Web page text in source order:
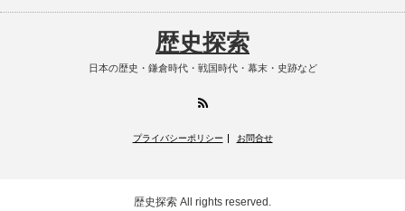
歴史探索
日本の歴史・鎌倉時代・戦国時代・幕末・史跡など
プライバシーポリシー お問合せ
歴史探索 All rights reserved.